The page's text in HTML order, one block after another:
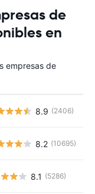
de
en
empresas de
8.9 (2406)
8.2 (10695)
8.1 (5286)